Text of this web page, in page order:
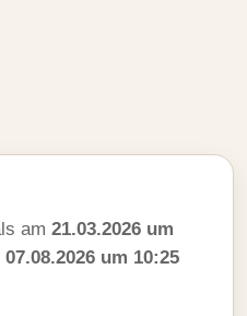
am 21.03.2026 um
07.08.2026 um 10:25